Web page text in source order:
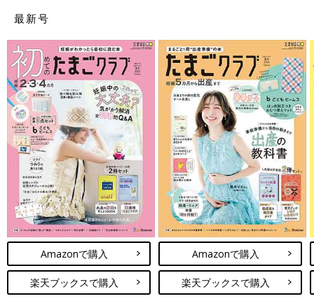
最新号
Amazonで購入
楽天ブックスで購入
Amazonで購入
楽天ブックスで購入